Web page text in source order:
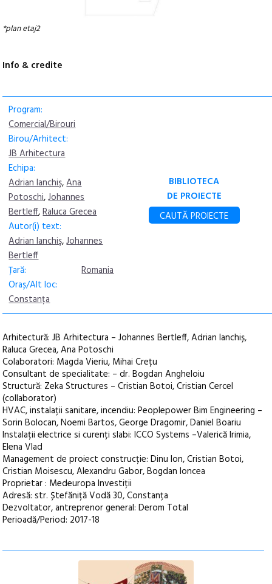
*plan etaj2
Info & credite
Program:
Comercial/Birouri
Birou/Arhitect:
JB Arhitectura
Echipa:
Adrian Ianchiş,Ana
Potoschi,Johannes
Bertleff,Raluca Grecea
Autor(i) text:
Adrian Ianchiş,Johannes
Bertleff
Țară:
Romania
Oraș/Alt loc:
Constanța
BIBLIOTECA
DE PROIECTE
CAUTĂ PROIECTE
Arhitectură: JB Arhitectura – Johannes Bertleff, Adrian Ianchiș,
Raluca Grecea, Ana Potoschi
Colaboratori: Magda Vieriu, Mihai Crețu
Consultant de specialitate: – dr. Bogdan Angheloiu
Structură: Zeka Structures – Cristian Botoi, Cristian Cercel
(collaborator)
HVAC, instalații sanitare, incendiu: Peoplepower Bim Engineering –
Sorin Bolocan, Noemi Bartos, George Dragomir, Daniel Boariu
Instalații electrice si curenți slabi: ICCO Systems –Valerică Irimia,
Elena Vlad
Management de proiect construcție: Dinu Ion, Cristian Botoi,
Cristian Moisescu, Alexandru Gabor, Bogdan Ioncea
Proprietar : Medeuropa Investiții
Adresă: str. Ștefăniță Vodă 30, Constanța
Dezvoltator, antreprenor general: Derom Total
Perioadă/Period: 2017-18